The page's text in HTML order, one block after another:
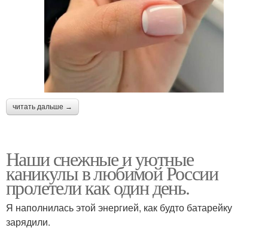
читать дальше →
Наши снежные и уютные
каникулы в любимой России
пролетели как один день.
Я наполнилась этой энергией, как будто батарейку
зарядили.